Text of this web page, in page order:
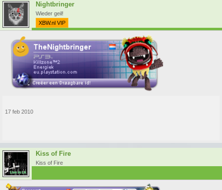
Nightbringer
Wieder geil!
XBW.nl VIP
17 feb 2010
Kiss of Fire
Kiss of Fire